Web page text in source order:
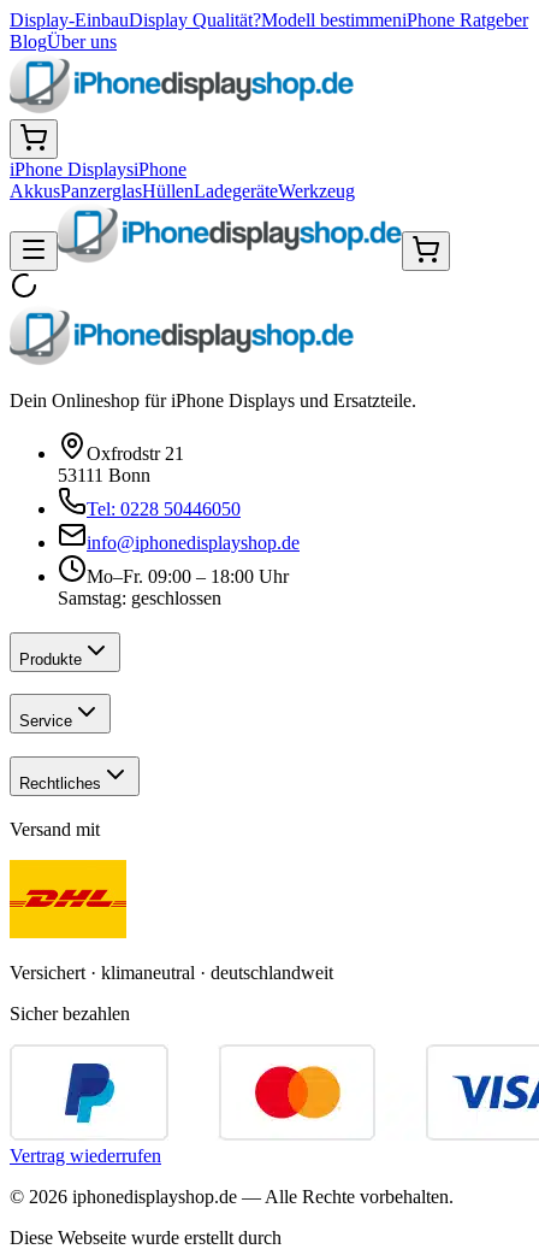
Display-EinbauDisplay Qualität?Modell bestimmeniPhone Ratgeber
BlogÜber uns
iPhone DisplaysiPhone
AkkusPanzerglasHüllenLadegeräteWerkzeug
Dein Onlineshop für iPhone Displays und Ersatzteile.
Oxfrodstr 21
53111 Bonn
Tel: 0228 50446050
info@iphonedisplayshop.de
Mo–Fr. 09:00 – 18:00 Uhr
Samstag: geschlossen
Produkte
Service
Rechtliches
Versand mit
Versichert · klimaneutral · deutschlandweit
Sicher bezahlen
Vertrag wiederrufen
© 2026 iphonedisplayshop.de — Alle Rechte vorbehalten.
Diese Webseite wurde erstellt durch